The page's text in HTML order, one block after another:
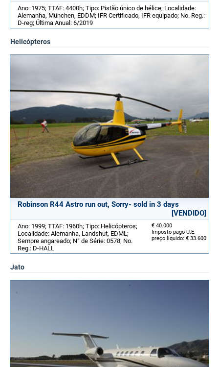
Ano: 1975; TTAF: 4400h; Tipo: Pistão único de hélice; Localidade:
Alemanha, München, EDDM; IFR Certificado, IFR equipado; No. Reg.:
D-reg; Última Anual: 6/2019
Helicópteros
Robinson R44 Astro run out, Sorry- sold in 3 days
[VENDIDO]
€ 40.000
Imposto pago U.E.
preço líquido: € 33.600
Ano: 1999; TTAF: 1960h; Tipo: Helicópteros;
Localidade: Alemanha, Landshut, EDML;
Sempre angareado; N° de Série: 0578; No.
Reg.: D-HALL
Jato